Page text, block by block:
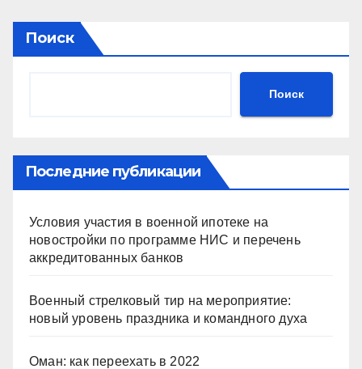
Поиск
Поиск
Последние публикации
Условия участия в военной ипотеке на
новостройки по программе НИС и перечень
аккредитованных банков
Военный стрелковый тир на мероприятие:
новый уровень праздника и командного духа
Оман: как переехать в 2022